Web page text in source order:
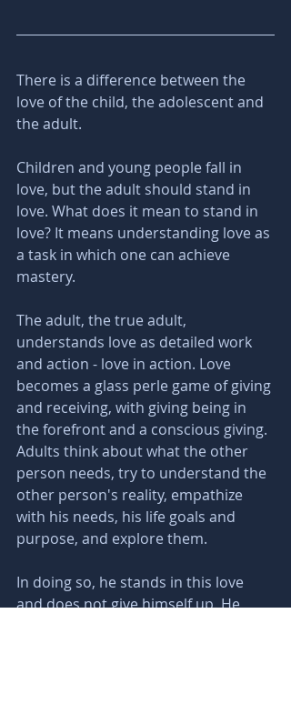
There is a difference between the
love of the child, the adolescent and
the adult.
Children and young people fall in
love, but the adult should stand in
love. What does it mean to stand in
love? It means understanding love as
a task in which one can achieve
mastery.
The adult, the true adult,
understands love as detailed work
and action - love in action. Love
becomes a glass perle game of giving
and receiving, with giving being in
the forefront and a conscious giving.
Adults think about what the other
person needs, try to understand the
other person's reality, empathize
with his needs, his life goals and
purpose, and explore them.
In doing so, he stands in this love
and does not give himself up. He